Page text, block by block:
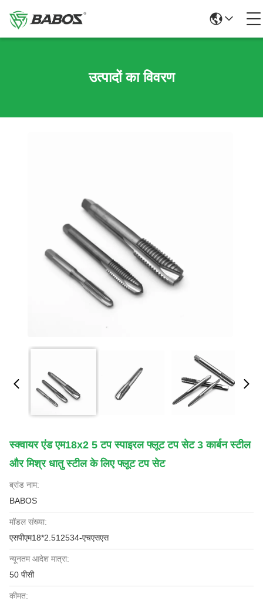
उत्पादों का विवरण
स्क्वायर एंड एम18x2 5 टप स्पाइरल फ्लूट टप सेट 3 कार्बन स्टील
और मिश्र धातु स्टील के लिए फ्लूट टप सेट
ब्रांड नाम:
BABOS
मॉडल संख्या:
एसपीएम18*2.512534-एचएसएस
न्यूनतम आदेश मात्रा:
50 पीसी
कीमत: